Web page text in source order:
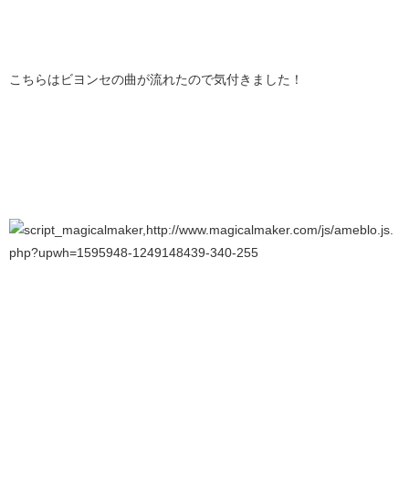
こちらはビヨンセの曲が流れたので気付きました！